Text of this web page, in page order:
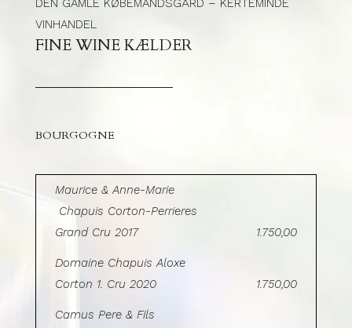
DEN GAMLE KØBEMANDSGÅRD – KERTEMINDE
VINHANDEL
FINE WINE KÆLDER
BOURGOGNE
Maurice & Anne-Marie
Chapuis Corton-Perrieres
Grand Cru 2017
1.750,00
Domaine Chapuis Aloxe
Corton 1. Cru 2020
1.750,00
Camus Pere & Fils